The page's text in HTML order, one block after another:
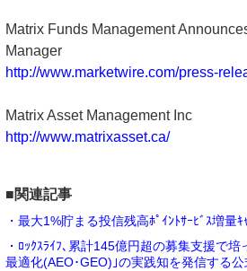
Matrix Funds Management
Manager
http://www.marketwire.com/press-
Matrix Asset Management Inc
http://www.matrixasset.ca/
■関連記事
・最大1%貯まる投信残高ﾎﾟｲﾝﾄｻｰﾋﾞｽ増量
・ﾛｯｸｽﾗｲﾌ､累計145億円超の募集支援で
最適化(AEO･GEO)｣の実践知を発信する公